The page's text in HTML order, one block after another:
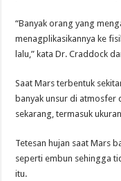
“Banyak orang yang
menagplikasikannya ke
lalu,” kata Dr. Craddock
Saat Mars terbentuk
banyak unsur di atmosfer
sekarang, termasuk
Tetesan hujan saat Mars
seperti embun sehingga
itu.